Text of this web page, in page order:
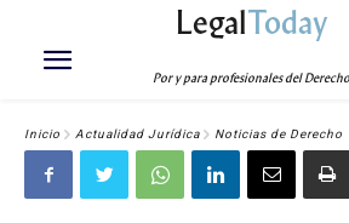
LegalToday
Por y para profesionales del Derecho
Inicio Actualidad Jurídica Noticias de Derecho